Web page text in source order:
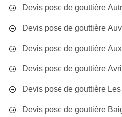
Devis pose de gouttière
Devis pose de gouttière
Devis pose de gouttière
Devis pose de gouttière
Devis pose de gouttière
Devis pose de gouttière